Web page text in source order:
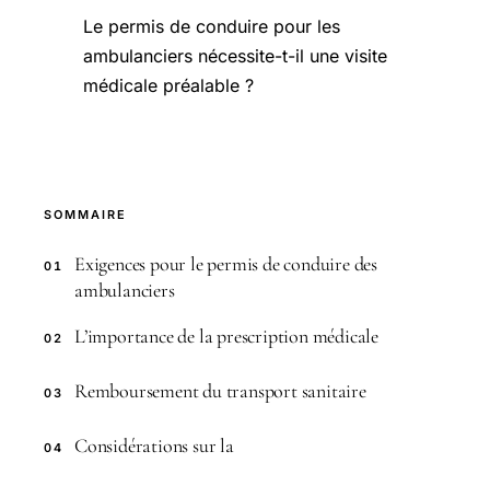
Le permis de conduire pour les
ambulanciers nécessite-t-il une visite
médicale préalable ?
SOMMAIRE
01
Exigences pour le permis de conduire des
ambulanciers
02 L’importance de la prescription médicale
03 Remboursement du transport sanitaire
04 Considérations sur la